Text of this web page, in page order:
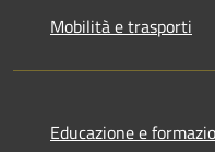
Mobilità e trasporti
Educazione e